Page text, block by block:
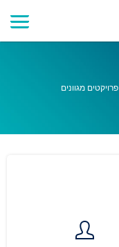
פרויקטים מגוונים